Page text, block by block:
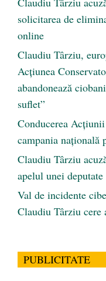
solicitarea de
online
Claudiu Târziu,
Acțiunea
abandonează
suflet”
Conducerea
campania națională
Claudiu Târziu
apelul unei
Val de incidente
Claudiu Târziu cere
PUBLICITATE